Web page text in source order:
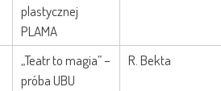
plastycznej
PLAMA
„Teatr to magia” –
próba UBU
R. Bekta